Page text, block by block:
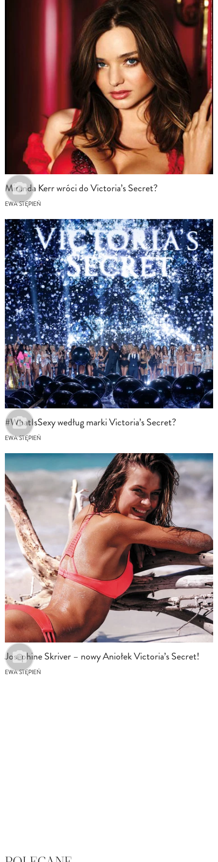
Miranda Kerr wróci do Victoria’s Secret?
EWA STĘPIEŃ
#WhatIsSexy według marki Victoria’s Secret?
EWA STĘPIEŃ
Josephine Skriver – nowy Aniołek Victoria’s Secret!
EWA STĘPIEŃ